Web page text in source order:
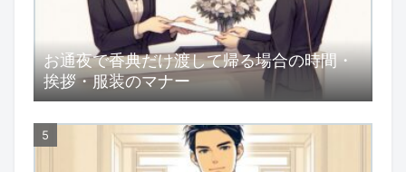
お通夜で香典だけ渡して帰る場合の時間・
挨拶・服装のマナー